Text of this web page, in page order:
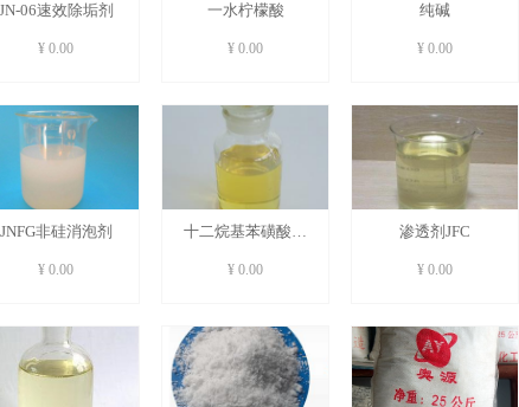
JN-06速效除垢剂
¥ 0.00
一水柠檬酸
¥ 0.00
纯碱
¥ 0.00
JNFG非硅消泡剂
¥ 0.00
十二烷基苯磺酸钠
ABS
¥ 0.00
渗透剂JFC
¥ 0.00